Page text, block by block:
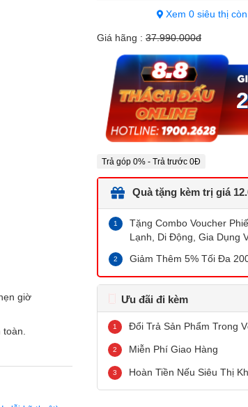
giờ
Xem 0 siêu thị
Giá hãng : 37.990.000đ
Trả góp 0% - Trả trước 0Đ
Quà tặng kèm trị giá
Tặng Combo Voucher
Lạnh, Di Động, Gia Dụng
Giảm Thêm 5% Tối Đa
Ưu đãi đi kèm
Đổi Trả Sản Phẩm Trong
Miễn Phí Giao Hàng
Hoàn Tiền Nếu Siêu Thị